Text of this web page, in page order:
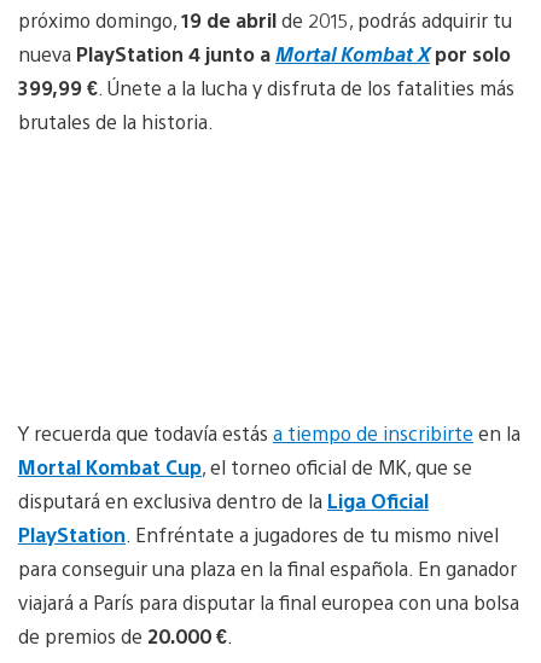
próximo domingo,19 de abrilde 2015, podrás adquirir tu
nueva PlayStation 4 junto aMortal Kombat Xpor solo
399,99 € . Únete a la lucha y disfruta de los fatalities más
brutales de la historia.
Y recuerda que todavía estás a tiempo de inscribirte en la
Mortal Kombat Cup, el torneo oficial de MK, que se
disputará en exclusiva dentro de la Liga Oficial
PlayStation . Enfréntate a jugadores de tu mismo nivel
para conseguir una plaza en la final española. En ganador
viajará a París para disputar la final europea con una bolsa
de premios de 20.000 €